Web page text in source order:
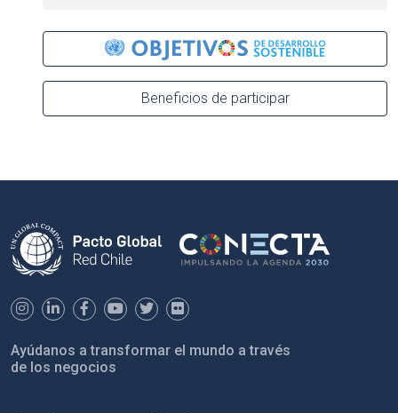
Beneficios de participar
Ayúdanos a transformar el mundo a través
de los negocios